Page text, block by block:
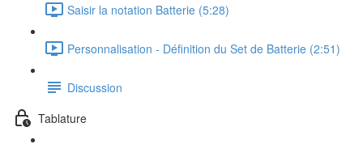
Saisir la notation Batterie (5:28)
Personnalisation - Définition du Set de Batterie (2:51)
Discussion
Tablature